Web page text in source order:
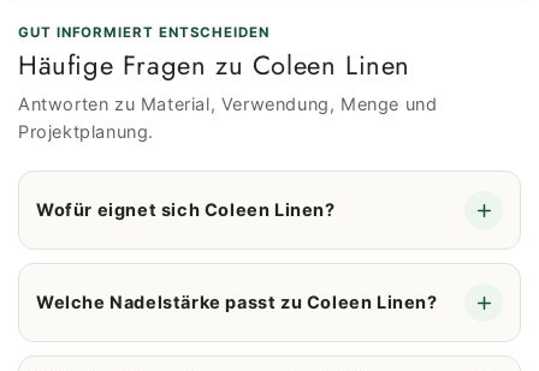
GUT INFORMIERT ENTSCHEIDEN
Häufige Fragen zu Coleen Linen
Antworten zu Material, Verwendung, Menge und
Projektplanung.
Wofür eignet sich Coleen Linen?
Welche Nadelstärke passt zu Coleen Linen?